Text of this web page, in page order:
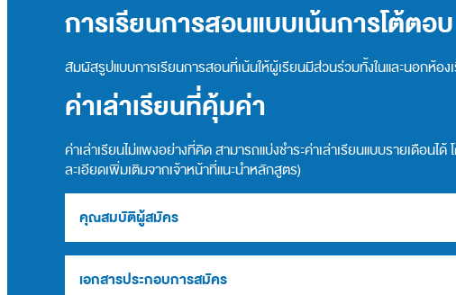
การเรียนการสอนแบบเน้นการโต้ตอบ
สัมผัสรูปแบบการเรียนการสอนที่เน้นให้ผู้เรียนมีส่วนร่วมทั้งในและนอกห้อ
ค่าเล่าเรียนที่คุ้มค่า
ค่าเล่าเรียนไม่แพงอย่างที่คิด สามารถแบ่งชำระค่าเล่าเรียนแบบรายเดือ
ละเอียดเพิ่มเติมจากเจ้าหน้าที่แนะนำหลักสูตร)
คุณสมบัติผู้สมัคร
เอกสารประกอบการสมัคร